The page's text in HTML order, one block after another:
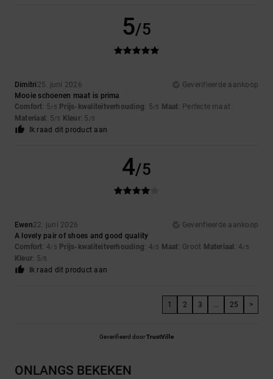
5/5
Dimitri 25. juni 2026
Geverifieerde aankoop
Mooie schoenen maat is prima
Comfort: 5/5 Prijs-kwaliteitverhouding: 5/5 Maat: Perfecte maat
Materiaal : 5/5 Kleur: 5 /5
Ik raad dit product aan
4/5
Ewen22. juni 2026
Geverifieerde aankoop
A lovely pair of shoes and good quality
Comfort: 4/5 Prijs-kwaliteitverhouding: 4/5 Maat: Groot Materiaal : 4/5
Kleur: 5/5
Ik raad dit product aan
1 2 3 ... 25 >
Geverifieerd doorTrustVille
ONLANGS BEKEKEN